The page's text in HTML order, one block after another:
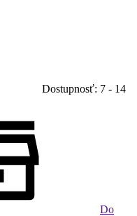
Dostupnosť: 7 - 14
Do